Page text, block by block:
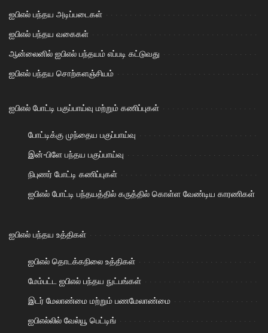
ஐபிஎல் பந்தய அடிப்படைகள்
ஐபிஎல் பந்தய வகைகள்
ஆன்லைனில் ஐபிஎல் பந்தயம் எப்படி கட்டுவது
ஐபிஎல் பந்தய சொற்களஞ்சியம்
ஐபிஎல் போட்டி பகுப்பாய்வு மற்றும் கணிப்புகள்
போட்டிக்கு முந்தைய பகுப்பாய்வு
இன்-பிளே பந்தய பகுப்பாய்வு
நிபுணர் போட்டி கணிப்புகள்
ஐபிஎல் போட்டி பந்தயத்தில் கருத்தில் கொள்ள வேண்டிய காரணிகள்
ஐபிஎல் பந்தய உத்திகள்
ஐபிஎல் தொடக்கநிலை உத்திகள்
மேம்பட்ட ஐபிஎல் பந்தய நுட்பங்கள்
இடர் மேலாண்மை மற்றும் பணமேலாண்மை
ஐபிஎல்லில் வேல்யூ பெட்டிங்